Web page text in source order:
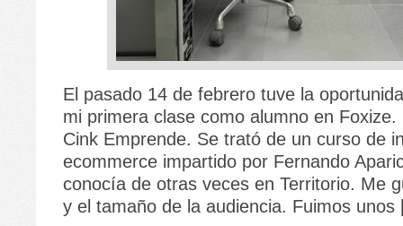
El pasado 14 de febrero tuve la
mi primera clase como alumno en
Cink Emprende. Se trató de un curso de
ecommerce impartido por Fernando
conocía de otras veces en Territorio. Me
y el tamaño de la audiencia. Fuimos